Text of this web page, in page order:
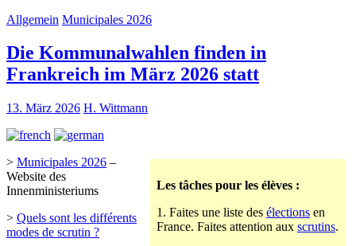
Allgemein Municipales 2026
Die Kommunalwahlen finden in
Frankreich im März 2026 statt
13. März 2026 H. Wittmann
Les tâches pour les élèves :
1. Faites une liste des élections en
France. Faites attention aux scrutins.
> Municipales 2026 –
Website des
Innenministeriums
> Quels sont les différents
modes de scrutin ?